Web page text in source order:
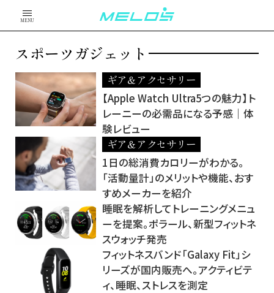
MENU
スポーツガジェット
ギア＆アクセサリー
【Apple Watch Ultra5つの魅力】ト
レーニーの必需品になる予感｜体
験レビュー
ギア＆アクセサリー
1日の総消費カロリーがわかる。
「活動量計」のメリットや機能、おす
すめメーカーを紹介
睡眠を解析してトレーニングメニュ
ーを提案。ポラール、新型フィットネ
スウォッチ発売
フィットネスバンド「Galaxy Fit」シ
リーズが国内販売へ。アクティビテ
ィ、睡眠、ストレスを測定